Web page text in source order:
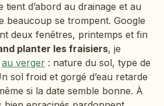
tient d’abord au drainage et au
beaucoup se trompent. Google
deux fenêtres, printemps et fin
planter les fraisiers, je
au verger : nature du sol, type de
sol froid et gorgé d’eau retarde
si la date semble bonne. À